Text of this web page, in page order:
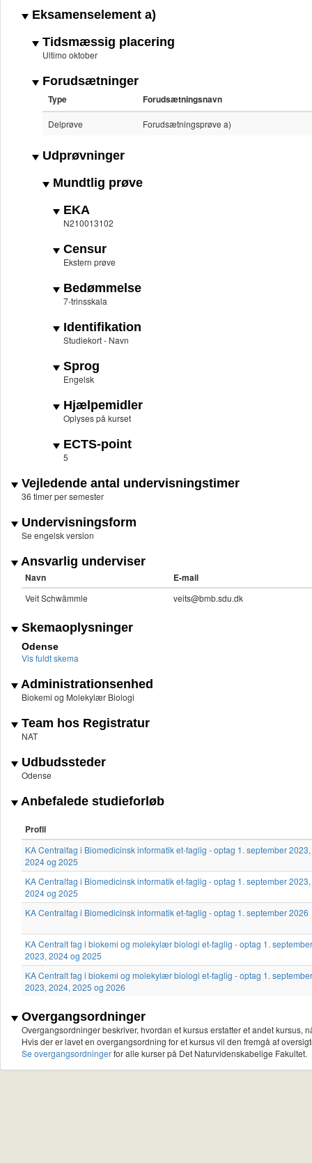
Eksamenselement a)
Tidsmæssig placering
Ultimo oktober
Forudsætninger
Type Forudsætningsnavn
Delprøve Forudsætningsprøve a)
Udprøvninger
Mundtlig prøve
EKA
N210013102
Censur
Ekstern prøve
Bedømmelse
7-trinsskala
Identifikation
Studiekort - Navn
Sprog
Engelsk
Hjælpemidler
Oplyses på kurset
ECTS-point
5
Vejledende antal undervisningstimer
36 timer per semester
Undervisningsform
Se engelsk version
Ansvarlig underviser
Navn E-mail
Veit Schwämmle veits@bmb.sdu.dk
Skemaoplysninger
Odense
Vis fuldt skema
Administrationsenhed
Biokemi og Molekylær Biologi
Team hos Registratur
NAT
Udbudssteder
Odense
Anbefalede studieforløb
Profil
KA Centralfag i Biomedicinsk informatik et-faglig - optag 1. september 2023,
2024 og 2025
KA Centralfag i Biomedicinsk informatik et-faglig - optag 1. september 2023,
2024 og 2025
KA Centralfag i Biomedicinsk informatik et-faglig - optag 1. september 2026
KA Centralt fag i biokemi og molekylær biologi et-faglig - optag 1. september
2023, 2024 og 2025
KA Centralt fag i biokemi og molekylær biologi et-faglig - optag 1. september
2023, 2024, 2025 og 2026
Overgangsordninger
Overgangsordninger beskriver, hvordan et kursus erstatter et andet kursus,
Hvis der er lavet en overgangsordning for et kursus vil den fremgå af
Se overgangsordningerfor alle kurser på Det Naturvidenskabelige Fakultet.